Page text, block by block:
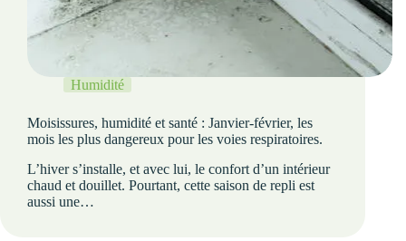
Humidité
Moisissures, humidité et santé : Janvier-février, les
mois les plus dangereux pour les voies respiratoires.
L’hiver s’installe, et avec lui, le confort d’un intérieur
chaud et douillet. Pourtant, cette saison de repli est
aussi une…